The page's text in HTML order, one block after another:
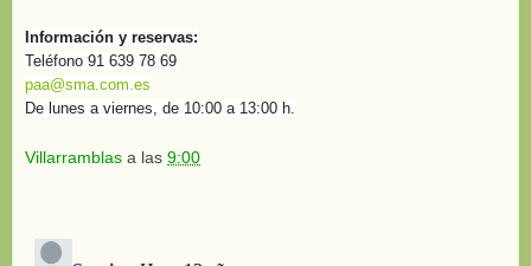
Información y reservas:
Teléfono 91 639 78 69
paa@sma.com.es
De lunes a viernes, de 10:00 a 13:00 h.
Villarramblas a las 9:00